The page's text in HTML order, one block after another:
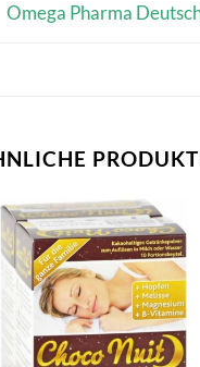
Omega Pharma